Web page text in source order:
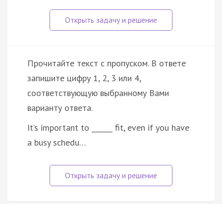
Прочитайте текст с пропуском. В ответе
запишите цифру 1, 2, 3 или 4,
соответствующую выбранному Вами
варианту ответа.
It’s important to ______ fit, even if you have
a busy schedu…